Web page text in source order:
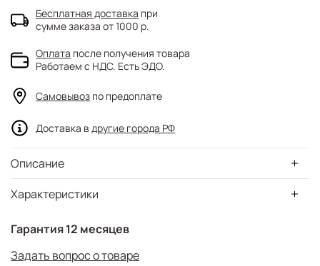
Характеристики
Описание
Гарантия 12 месяцев
Задать вопрос о товаре
Бесплатная доставка при
сумме заказа от 1000 р.
Оплата после получения товара
Работаем с НДС. Есть ЭДО.
Самовывоз по предоплате
Доставка в другие города РФ